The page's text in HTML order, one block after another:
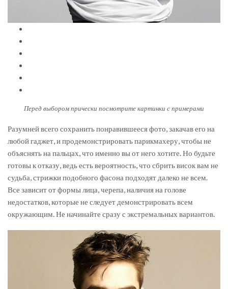
Перед выбором прически посмотрите картинки с примерами
Разумней всего сохранить понравившееся фото, закачав его на
любой гаджет, и продемонстрировать парикмахеру, чтобы не
объяснять на пальцах, что именно вы от него хотите. Но будьте
готовы к отказу, ведь есть вероятность, что сбрить висок вам не
судьба, стрижки подобного фасона подходят далеко не всем.
Все зависит от формы лица, черепа, наличия на голове
недостатков, которые не следует демонстрировать всем
окружающим. Не начинайте сразу с экстремальных вариантов.